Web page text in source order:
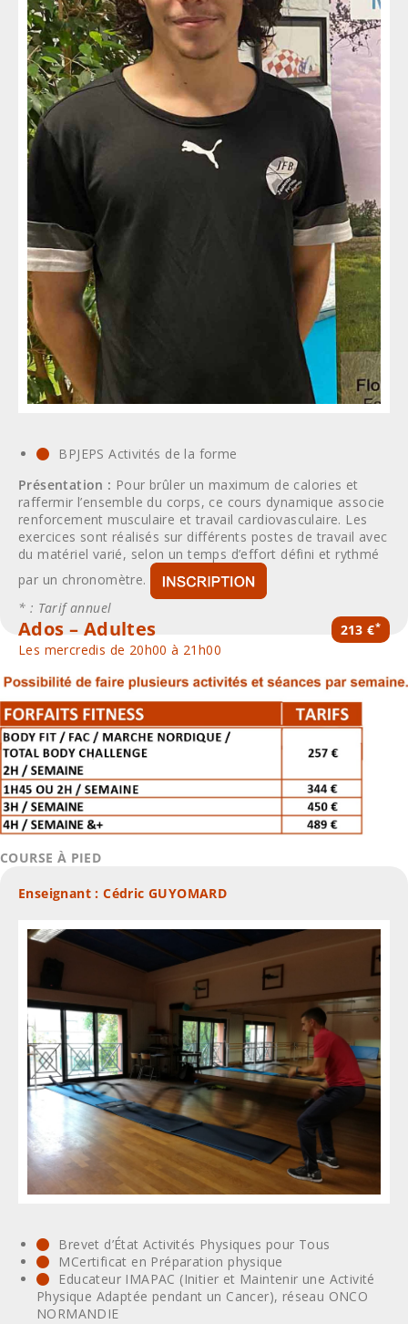
BPJEPS Activités de la forme
Présentation : Pour brûler un maximum de calories et
raffermir l’ensemble du corps, ce cours dynamique associe
renforcement musculaire et travail cardiovasculaire. Les
exercices sont réalisés sur différents postes de travail avec
du matériel varié, selon un temps d’effort défini et rythmé
par un chronomètre.
* : Tarif annuel
Ados – Adultes 213 €*
Les mercredis de 20h00 à 21h00
COURSE À PIED
Enseignant : Cédric GUYOMARD
Brevet d’État Activités Physiques pour Tous
MCertificat en Préparation physique
Educateur IMAPAC (Initier et Maintenir une Activité
Physique Adaptée pendant un Cancer), réseau ONCO
NORMANDIE